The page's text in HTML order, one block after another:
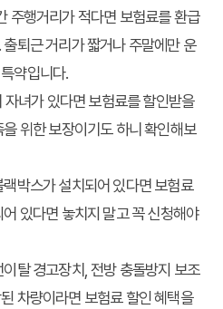
주행거리가 적다면 보험료를 환급
퇴근 거리가 짧거나 주말에만 운
약입니다.
녀가 있다면 보험료를 할인받을
위한 보장이기도 하니 확인해보
박스가 설치되어 있다면 보험료
있다면 놓치지 말고 꼭 신청해야
탈 경고장치, 전방 충돌방지 보조
차량이라면 보험료 할인 혜택을